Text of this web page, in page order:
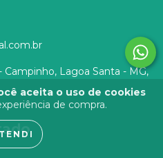
aceita o uso de cookies
de compra.
Campinho, Lagoa Santa - MG,